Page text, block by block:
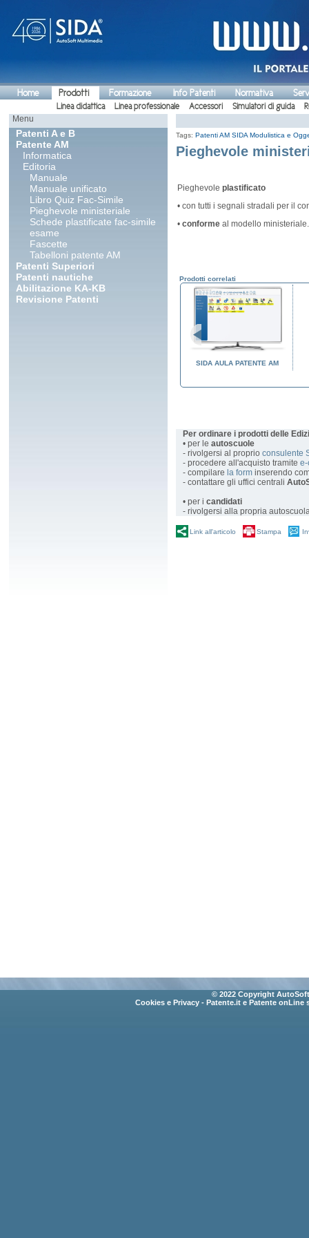
Home Prodotti Formazione Info Patenti Normativa
Linea didattica Linea professionale Accessori Simulatori di guida
Menu
Patenti A e B
Patente AM
Informatica
Editoria
Manuale
Manuale unificato
Libro Quiz Fac-Simile
Pieghevole ministeriale
Schede plastificate fac-simile
esame
Fascette
Tabelloni patente AM
Patenti Superiori
Patenti nautiche
Abilitazione KA-KB
Revisione Patenti
Tags: Patenti AM SIDA Modulistica e
Pieghevole
Pieghevole plastificato
• con tutti i segnali stradali per il
• conforme al modello ministeriale.
Prodotti correlati
SIDA AULA PATENTE AM
Per ordinare i prodotti delle
• per le autoscuole
- rivolgersi al proprio consulente
- procedere all'acquisto tramite e-
- compilare la form inserendo
- contattare gli uffici centrali
• per i candidati
- rivolgersi alla propria
Link all'articolo Stampa
© 2022 Copyright
Cookies e Privacy - Patente.it e Patente onLine